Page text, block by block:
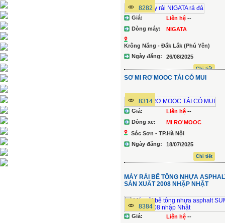
8282
Giá: Liên hệ --
Dòng máy:
NIGATA
Krông Năng - Đăk Lăk (Phú Yên)
Ngày đăng:
26/08/2025
Chi tiết
SƠ MI RƠ MOOC TẢI CÓ MUI
8314
Giá: Liên hệ --
Dòng xe:
MI RƠ MOOC
Sóc Sơn - TP.Hà Nội
Ngày đăng:
18/07/2025
Chi tiết
MÁY RẢI BÊ TÔNG NHỰA
SẢN XUẤT 2008 NHẬP NHẬT
8384
Giá: Liên hệ --